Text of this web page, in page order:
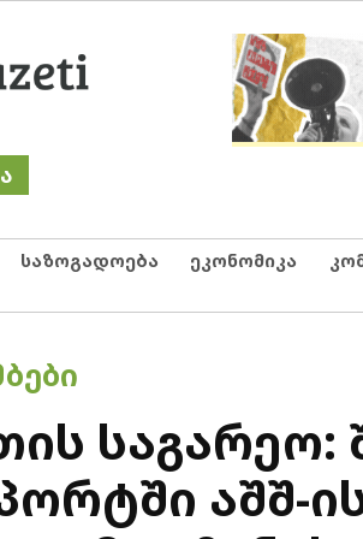
Netgazeti
საზოგადოება ეკონომიკა
საგარეო:
აშშ-